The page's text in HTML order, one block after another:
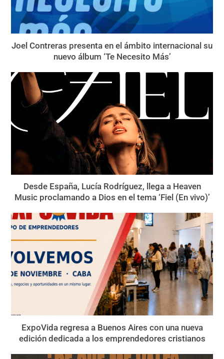
Joel Contreras presenta en el ámbito internacional su
nuevo álbum ‘Te Necesito Más’
Desde España, Lucía Rodríguez, llega a Heaven
Music proclamando a Dios en el tema ‘Fiel (En vivo)’
ExpoVida regresa a Buenos Aires con una nueva
edición dedicada a los emprendedores cristianos